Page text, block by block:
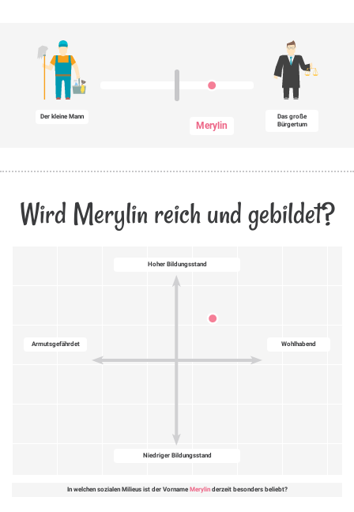
Der kleine Mann
Merylin
Das große
Bürgertum
Wird Merylin reich und gebildet?
Hoher Bildungsstand
Wohlhabend
Niedriger Bildungsstand
Armutsgefährdet
In welchen sozialen Milieus ist der Vorname Merylinderzeit besonders beliebt?